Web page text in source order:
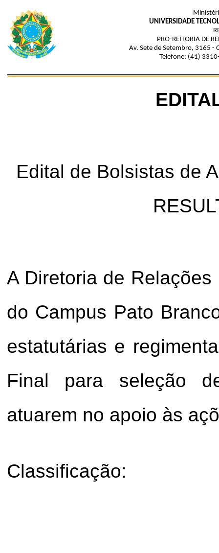
UNIVERSIDADE
PRO-REITORIA DE
Av. Sete de Setembro, 3165 -
Telefone: (41)
Edital de Bolsistas de
A Diretoria de
do Campus Pato
estatutárias e
Final para seleção
atuarem no apoio às
Classificação: